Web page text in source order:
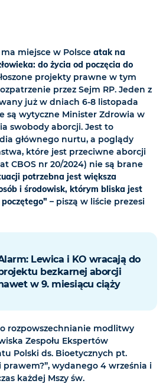
ma miejsce w Polsce atak na
do życia od poczęcia do
projekty prawne w tym
przez Sejm RP. Jeden z
już w dniach 6-8 listopada
są wytyczne Minister Zdrowia w
swobody aborcji. Jest to
głównego nurtu, a poglądy
które jest przeciwne aborcji
CBOS nr 20/2024) nie są brane
potrzebna jest większa
i środowisk, którym bliska jest
– piszą w liście prezesi
Lewica i KO wracają do
bezkarnej aborcji
w 9. miesiącu ciąży
rozpowszechnianie modlitwy
Zespołu Ekspertów
Polski ds. Bioetycznych pt.
prawem?”, wydanego 4 września i
każdej Mszy św.